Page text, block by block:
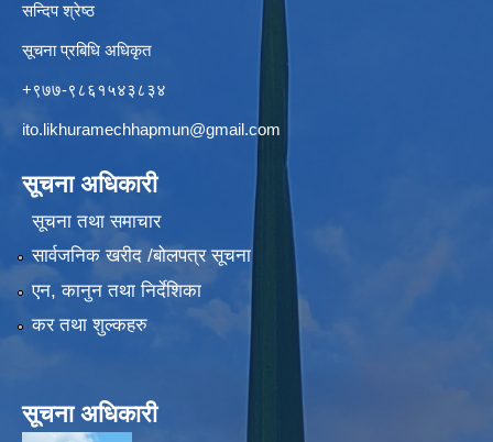
सन्दिप श्रेष्ठ
सूचना प्रबिधि अधिकृत
+९७७-९८६१५४३८३४
ito.likhuramechhapmun@gmail.com
सूचना अधिकारी
सूचना तथा समाचार
सार्वजनिक खरीद /बोलपत्र सूचना
एन, कानुन तथा निर्देशिका
कर तथा शुल्कहरु
सूचना अधिकारी